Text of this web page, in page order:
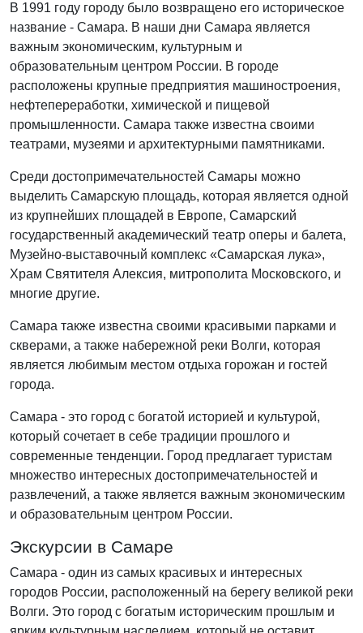
В 1991 году городу было возвращено его историческое
название - Самара. В наши дни Самара является
важным экономическим, культурным и
образовательным центром России. В городе
расположены крупные предприятия машиностроения,
нефтепереработки, химической и пищевой
промышленности. Самара также известна своими
театрами, музеями и архитектурными памятниками.
Среди достопримечательностей Самары можно
выделить Самарскую площадь, которая является одной
из крупнейших площадей в Европе, Самарский
государственный академический театр оперы и балета,
Музейно-выставочный комплекс «Самарская лука»,
Храм Святителя Алексия, митрополита Московского, и
многие другие.
Самара также известна своими красивыми парками и
скверами, а также набережной реки Волги, которая
является любимым местом отдыха горожан и гостей
города.
Самара - это город с богатой историей и культурой,
который сочетает в себе традиции прошлого и
современные тенденции. Город предлагает туристам
множество интересных достопримечательностей и
развлечений, а также является важным экономическим
и образовательным центром России.
Экскурсии в Самаре
Самара - один из самых красивых и интересных
городов России, расположенный на берегу великой реки
Волги. Это город с богатым историческим прошлым и